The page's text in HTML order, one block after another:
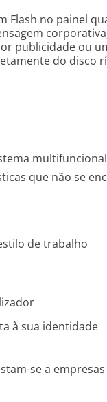
Flash no painel
publicidade ou
do disco
que não se
de trabalho
à sua identidade
se a